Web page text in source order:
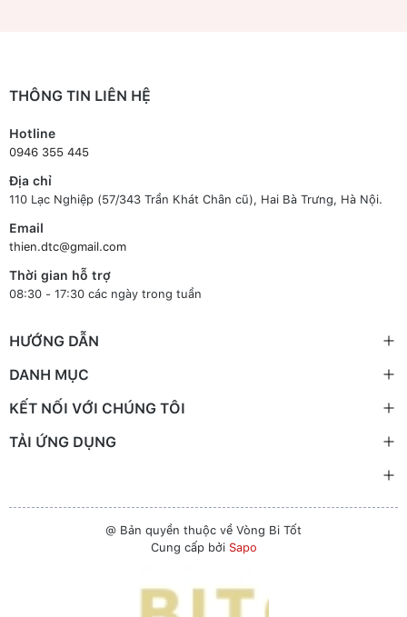
THÔNG TIN LIÊN HỆ
Hotline
0946 355 445
Địa chỉ
110 Lạc Nghiệp (57/343 Trần Khát Chân cũ), Hai Bà Trưng, Hà Nội.
Email
thien.dtc@gmail.com
Thời gian hỗ trợ
08:30 - 17:30 các ngày trong tuần
HƯỚNG DẪN
DANH MỤC
KẾT NỐI VỚI CHÚNG TÔI
TẢI ỨNG DỤNG
@ Bản quyền thuộc về Vòng Bi Tốt
Cung cấp bởi Sapo